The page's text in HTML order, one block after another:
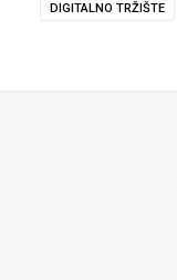
DIGITALNO TRŽIŠTE